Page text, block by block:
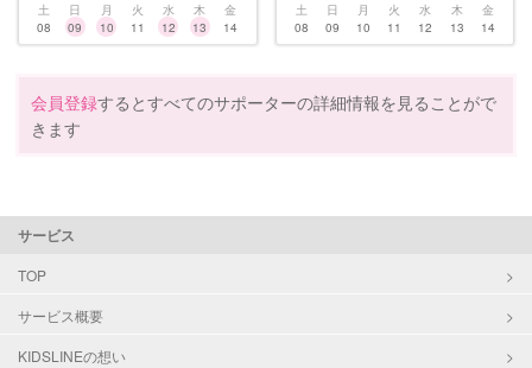
土
08
日
09
月
10
火
11
水
12
木
13
金
14
土
08
日
09
月
10
火
11
水
12
木
13
金
14
会員登録するとすべてのサポーターの詳細情報を見ることがで
きます
サービス
TOP
サービス概要
KIDSLINEの想い